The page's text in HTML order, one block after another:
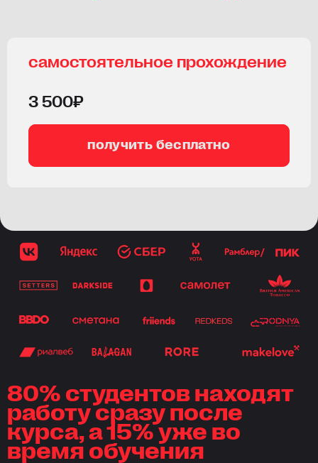
самостоятельное прохождение
3 500₽
получить бесплатно
80% студентов находят
работу сразу после
курса, а 15% уже во
время обучения